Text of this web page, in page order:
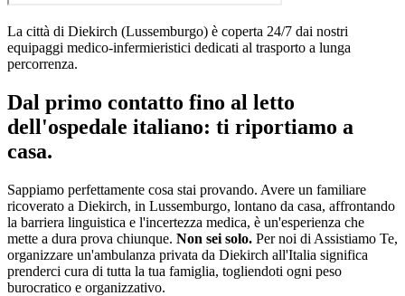
La città di Diekirch (Lussemburgo) è coperta 24/7 dai nostri
equipaggi medico-infermieristici dedicati al trasporto a lunga
percorrenza.
Dal primo contatto fino al letto
dell'ospedale italiano: ti riportiamo a
casa.
Sappiamo perfettamente cosa stai provando. Avere un familiare
ricoverato a Diekirch, in Lussemburgo, lontano da casa, affrontando
la barriera linguistica e l'incertezza medica, è un'esperienza che
mette a dura prova chiunque. Non sei solo. Per noi di Assistiamo Te,
organizzare un'ambulanza privata da Diekirch all'Italia significa
prenderci cura di tutta la tua famiglia, togliendoti ogni peso
burocratico e organizzativo.